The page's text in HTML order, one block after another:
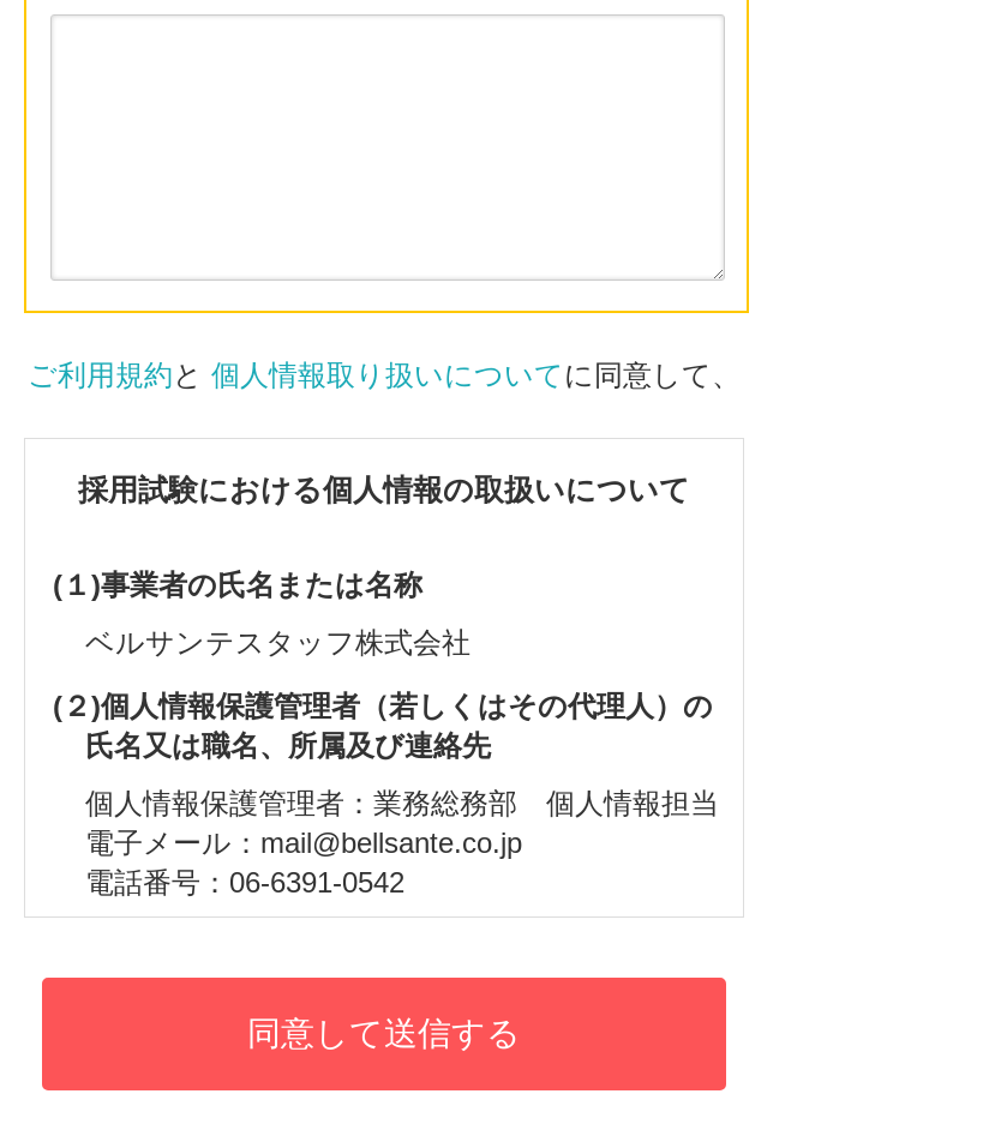
ご利用規約と 個人情報取り扱いについて に同意して、
採用試験における個人情報の取扱いについて
(１)事業者の氏名または名称
ベルサンテスタッフ株式会社
(２)個人情報保護管理者（若しくはその代理人）の
氏名又は職名、所属及び連絡先
個人情報保護管理者：業務総務部 個人情報担当
電子メール：mail@bellsante.co.jp
電話番号：06-6391-0542